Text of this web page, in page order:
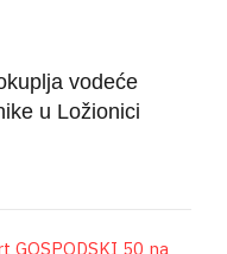
vodeće
u Ložionici